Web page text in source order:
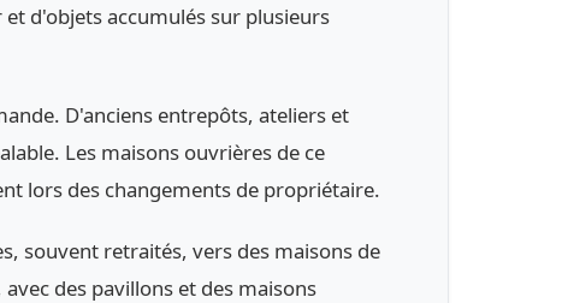
d'objets accumulés sur plusieurs
D'anciens entrepôts, ateliers et
Les maisons ouvrières de ce
lors des changements de propriétaire.
souvent retraités, vers des maisons de
des pavillons et des maisons